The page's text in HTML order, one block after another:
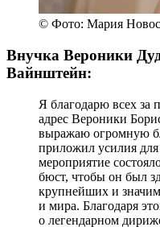
© Фото: Мария
Внучка Вероники
Вайнштейн:
Я благодарю всех за
адрес Вероники
выражаю огромную
приложил усилия
мероприятие
бюст, чтобы он был
крупнейших и
и мира. Благодаря
о легендарном